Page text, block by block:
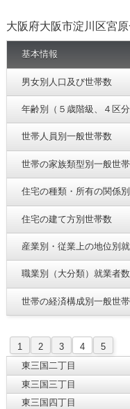
大阪府大阪市淀川区宮原
基本情報
男女別人口及び世帯数
年齢別（５歳階級、４区
世帯人員別一般世帯数
世帯の家族類型別一般世
住宅の種類・所有の関係
住宅の建て方別世帯数
産業別・従業上の地位別
職業別（大分類）就業者数
世帯の経済構成別一般世
1 2 3 4
5
東三国二丁目
東三国三丁目
東三国四丁目